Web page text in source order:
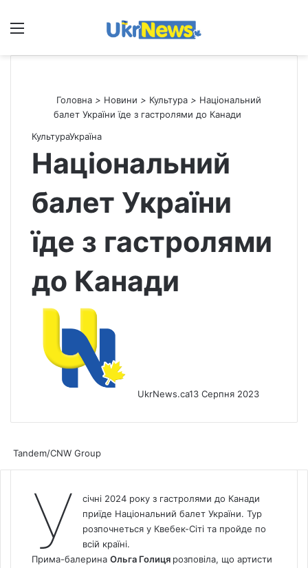
Меню
Головна > Новини > Культура > Національний
балет України їде з гастролями до Канади
КультураУкраїна
Національний
балет України
їде з гастролями
до Канади
UkrNews.ca13 Серпня 2023
Tandem/CNW Group
У
січні 2024 року з гастролями до Канади
приїде Національний балет України. Тур
розпочнеться у Квебек-Сіті та пройде по
всій країні.
Прима-балерина Ольга Голиця розповіла, що артисти